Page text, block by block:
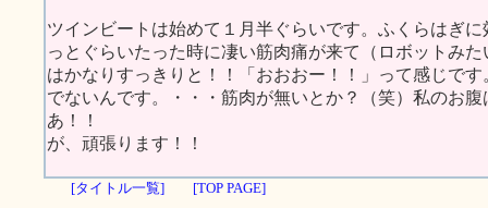
ツインビートは始めて１月半ぐらいです。ふくらはぎ
っとぐらいたった時に凄い筋肉痛が来て（ロボットみ
はかなりすっきりと！！「おおおー！！」って感じで
でないんです。・・・筋肉が無いとか？（笑）私のお
あ！！
が、頑張ります！！
[タイトル一覧] [TOP PAGE]